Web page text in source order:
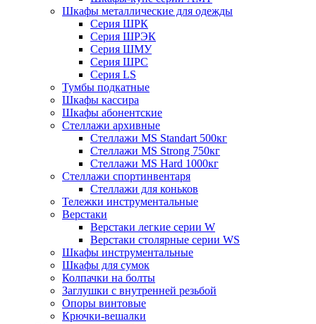
Шкафы металлические для одежды
Серия ШРК
Серия ШРЭК
Серия ШМУ
Серия ШРС
Серия LS
Тумбы подкатные
Шкафы кассира
Шкафы абонентские
Стеллажи архивные
Стеллажи MS Standart 500кг
Стеллажи MS Strong 750кг
Стеллажи MS Hard 1000кг
Стеллажи спортинвентаря
Стеллажи для коньков
Тележки инструментальные
Верстаки
Верстаки легкие серии W
Верстаки столярные серии WS
Шкафы инструментальные
Шкафы для сумок
Колпачки на болты
Заглушки с внутренней резьбой
Опоры винтовые
Крючки-вешалки